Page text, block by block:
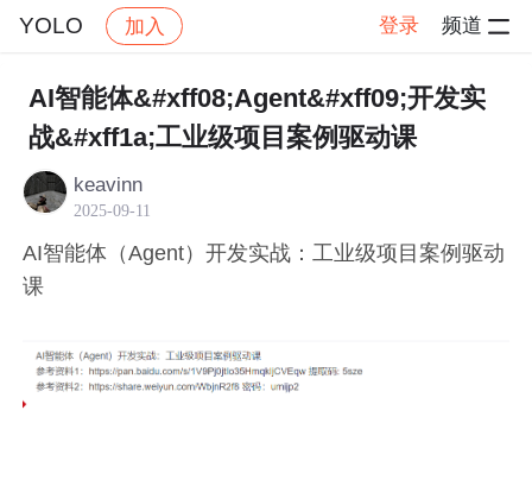
YOLO 加入 登录 频道
社区 YOLO 自然语言处理 帖子详情
AI智能体&#xff08;Agent&#xff09;开发实
战&#xff1a;工业级项目案例驱动课
keavinn
2025-09-11
AI智能体（Agent）开发实战：工业级项目案例驱动
课